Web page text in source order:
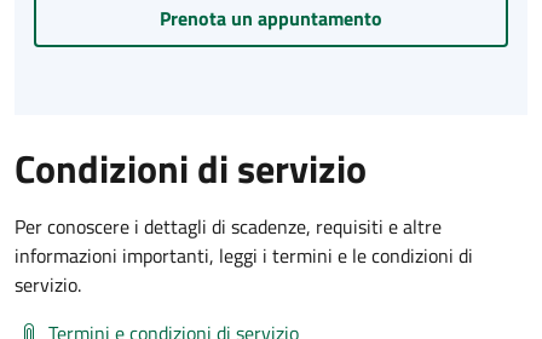
Prenota un appuntamento
Condizioni di servizio
Per conoscere i dettagli di scadenze, requisiti e altre
informazioni importanti, leggi i termini e le condizioni di
servizio.